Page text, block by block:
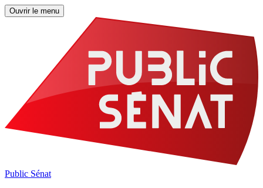
Ouvrir le menu
Public Sénat